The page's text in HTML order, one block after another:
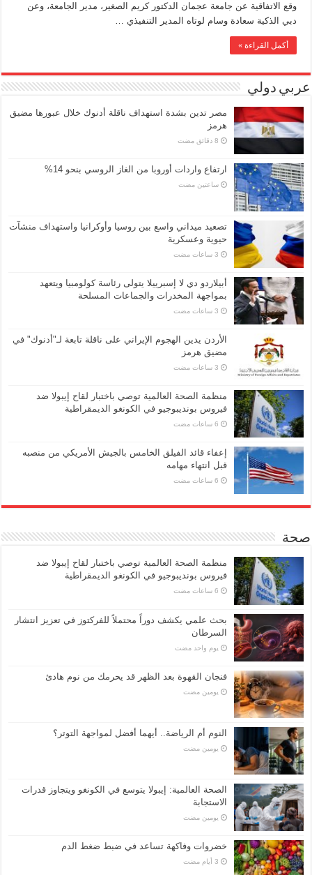
وقع الاتفاقية عن جامعة عجمان الدكتور كريم الصغير، مدير الجامعة، وعن
دبي الذكية سعادة وسام لوتاه المدير التنفيذي …
أكمل القراءة »
عربي دولي
مصر تدين بشدة استهداف ناقلة أدنوك خلال عبورها مضيق
هرمز
ارتفاع واردات أوروبا من الغاز الروسي بنحو 14%
‏ساعتين مضت
تصعيد ميداني واسع بين روسيا وأوكرانيا واستهداف منشآت
حيوية وعسكرية
أبيلاردو دي لا إسبرييلا يتولى رئاسة كولومبيا ويتعهد
بمواجهة المخدرات والجماعات المسلحة
الأردن يدين الهجوم الإيراني على ناقلة تابعة لـ"أدنوك" في
مضيق هرمز
منظمة الصحة العالمية توصي باختبار لقاح إيبولا ضد
فيروس بونديبوجيو في الكونغو الديمقراطية
إعفاء قائد الفيلق الخامس بالجيش الأمريكي من منصبه
قبل انتهاء مهامه
صحة
منظمة الصحة العالمية توصي باختبار لقاح إيبولا ضد
فيروس بونديبوجيو في الكونغو الديمقراطية
بحث علمي يكشف دوراً محتملاً للفركتوز في تعزيز انتشار
السرطان
‏يوم واحد مضت
فنجان القهوة بعد الظهر قد يحرمك من نوم هادئ
‏يومين مضت
النوم أم الرياضة.. أيهما أفضل لمواجهة التوتر؟
‏يومين مضت
الصحة العالمية: إيبولا يتوسع في الكونغو ويتجاوز قدرات
الاستجابة
‏يومين مضت
خضروات وفاكهة تساعد في ضبط ضغط الدم